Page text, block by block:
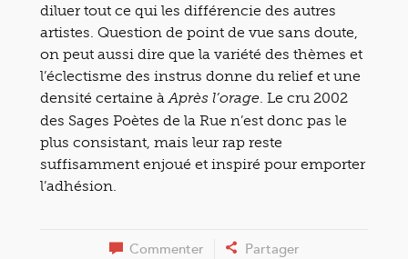
diluer tout ce qui les différencie des autres
artistes. Question de point de vue sans doute,
on peut aussi dire que la variété des thèmes et
l’éclectisme des instrus donne du relief et une
densité certaine à Après l’orage . Le cru 2002
des Sages Poètes de la Rue n’est donc pas le
plus consistant, mais leur rap reste
suffisamment enjoué et inspiré pour emporter
l’adhésion.
Commenter Partager